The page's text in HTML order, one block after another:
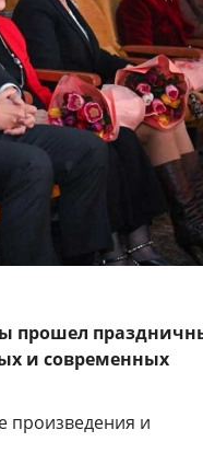
прошел
и современных
произведения и